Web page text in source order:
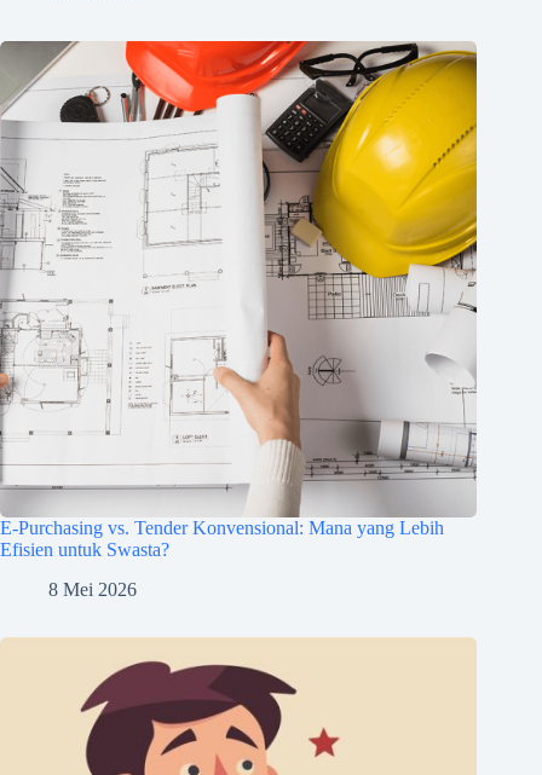
E-Purchasing vs. Tender Konvensional: Mana yang Lebih
Efisien untuk Swasta?
8 Mei 2026